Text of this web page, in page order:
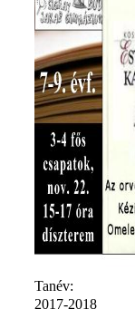
Tanév:
2017-2018